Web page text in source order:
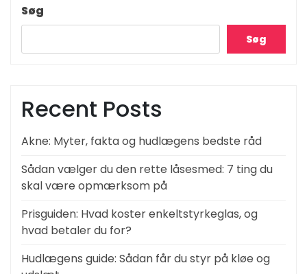
Søg
Søg
Recent Posts
Akne: Myter, fakta og hudlægens bedste råd
Sådan vælger du den rette låsesmed: 7 ting du
skal være opmærksom på
Prisguiden: Hvad koster enkeltstyrkeglas, og
hvad betaler du for?
Hudlægens guide: Sådan får du styr på kløe og